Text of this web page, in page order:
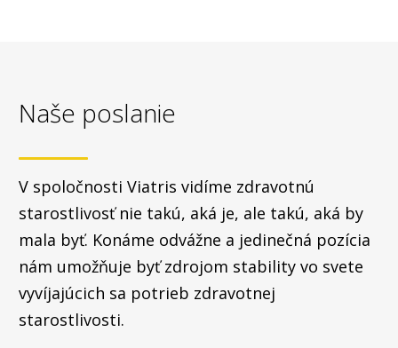
Naše poslanie
V spoločnosti Viatris vidíme zdravotnú
starostlivosť nie takú, aká je, ale takú, aká by
mala byť. Konáme odvážne a jedinečná pozícia
nám umožňuje byť zdrojom stability vo svete
vyvíjajúcich sa potrieb zdravotnej
starostlivosti.